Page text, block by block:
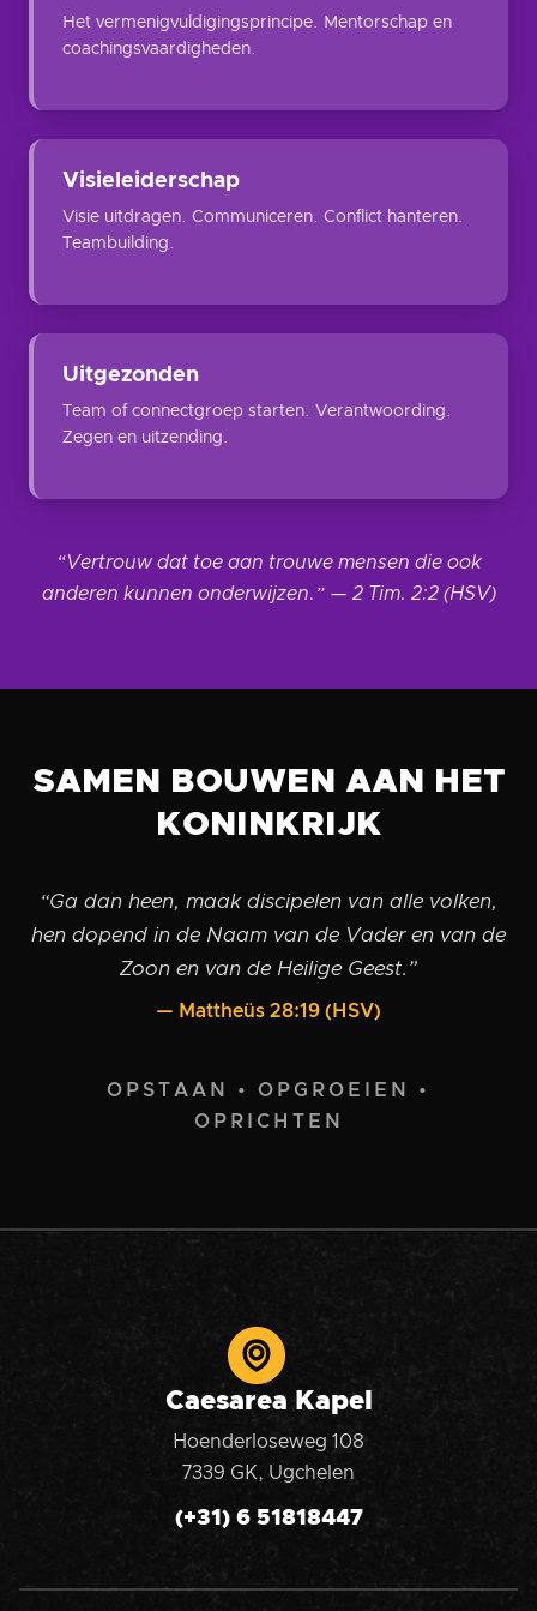
Het vermenigvuldigingsprincipe. Mentorschap en
coachingsvaardigheden.
Visieleiderschap
Visie uitdragen. Communiceren. Conflict hanteren.
Teambuilding.
Uitgezonden
Team of connectgroep starten. Verantwoording.
Zegen en uitzending.
“Vertrouw dat toe aan trouwe mensen die ook
anderen kunnen onderwijzen.” — 2 Tim. 2:2 (HSV)
SAMEN BOUWEN AAN HET
KONINKRIJK
“Ga dan heen, maak discipelen van alle volken,
hen dopend in de Naam van de Vader en van de
Zoon en van de Heilige Geest.”
— Mattheüs 28:19 (HSV)
OPSTAAN • OPGROEIEN •
OPRICHTEN
Caesarea Kapel
Hoenderloseweg 108
7339 GK, Ugchelen
(+31) 6 51818447